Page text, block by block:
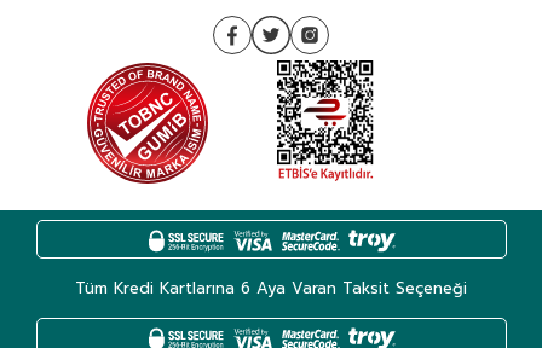
Tüm Kredi Kartlarına 6 Aya Varan Taksit Seçeneği